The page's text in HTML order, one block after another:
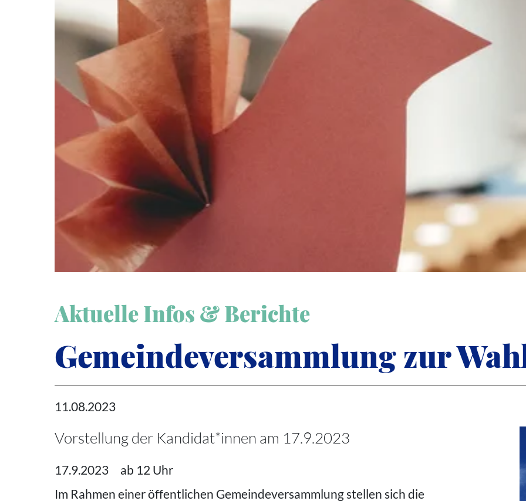
Aktuelle Infos & Berichte
Gemeindeversammlung zur
11.08.2023
Vorstellung der Kandidat*innen am 17.9.2023
17.9.2023 ab 12 Uhr
Im Rahmen einer öffentlichen Gemeindeversammlung stellen sich die